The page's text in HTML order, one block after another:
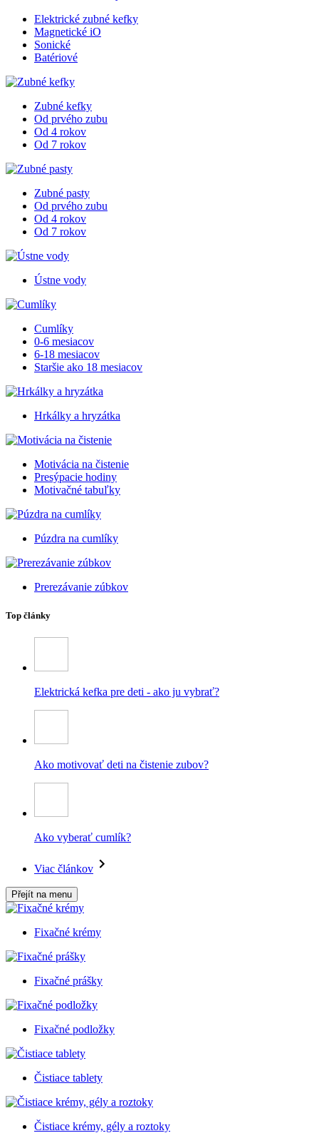
Elektrické zubné kefky
Magnetické iO
Sonické
Batériové
Zubné kefky
Od prvého zubu
Od 4 rokov
Od 7 rokov
Zubné pasty
Od prvého zubu
Od 4 rokov
Od 7 rokov
Ústne vody
Cumlíky
0-6 mesiacov
6-18 mesiacov
Staršie ako 18 mesiacov
Hrkálky a hryzátka
Motivácia na čistenie
Presýpacie hodiny
Motivačné tabuľky
Púzdra na cumlíky
Prerezávanie zúbkov
Top články
Elektrická kefka pre deti - ako ju vybrať?
Ako motivovať deti na čistenie zubov?
Ako vyberať cumlík?
Viac článkov
Přejít na menu
Fixačné krémy
Fixačné prášky
Fixačné podložky
Čistiace tablety
Čistiace krémy, gély a roztoky